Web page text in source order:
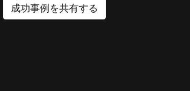
成功事例を共有する